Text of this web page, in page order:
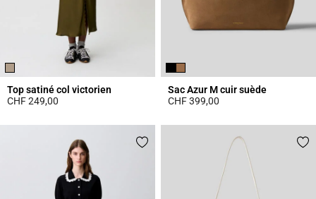
Top satiné col victorien
CHF 249,00
Sac Azur M cuir suède
CHF 399,00